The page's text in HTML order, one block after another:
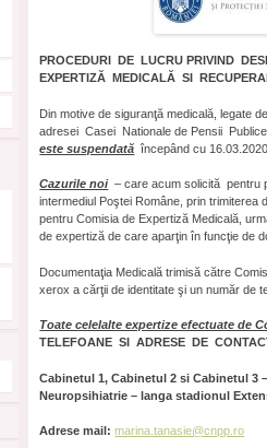
PROCEDURI DE LUCRU PRIVIND
EXPERTIZĂ MEDICALĂ SI
Din motive de siguranţă medicală, legate
adresei Casei Nationale de Pensii
este suspendată începând cu
Cazurile noi– care acum solicită pentru
intermediul Poştei Române, prin trimiterea
pentru Comisia de Expertiză Medicală,
de expertiză de care aparţin în funcţie de
Documentaţia Medicală trimisă către
xerox a cărţii de identitate şi un număr de
Toate celelalte expertize efectuate de
TELEFOANE SI ADRESE DE
Cabinetul 1, Cabinetul 2 si Cabinetul
Neuropsihiatrie – langa stadionul
Adrese mail:marina.tanasie@cnpp.ro